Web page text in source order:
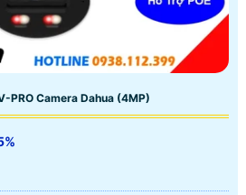
Camera Dahua (4MP)